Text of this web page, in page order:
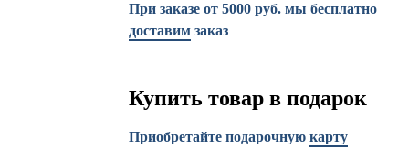
При заказе от 5000 руб. мы бесплатно
доставим заказ
Купить товар в подарок
Приобретайте подарочную карту